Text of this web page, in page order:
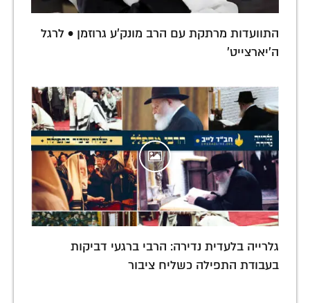
התוועדות מרתקת עם הרב מונק'ע גרוזמן • לרגל
ה'יארצייט'
גלרייה בלעדית נדירה: הרבי ברגעי דביקות
בעבודת התפילה כשליח ציבור